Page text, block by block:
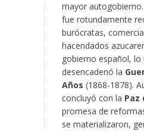
mayor
fue rotundamente
burócratas,
hacendados
gobierno español, lo
desencadenó la
Años (1868-1878).
concluyó con la Paz
promesa de
se materializaron,